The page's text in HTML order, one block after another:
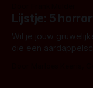
Amsterdamned of
is niet beperkt tot
Lijstje: 5
Wil je jouw
die een